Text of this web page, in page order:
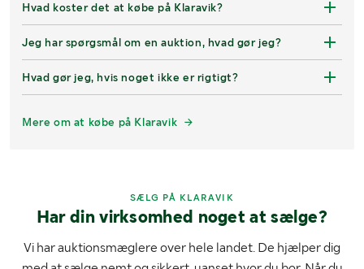
Hvad koster det at købe på Klaravik?
Jeg har spørgsmål om en auktion, hvad gør jeg?
Hvad gør jeg, hvis noget ikke er rigtigt?
Mere om at købe på Klaravik
SÆLG PÅ KLARAVIK
Har din virksomhed noget at sælge?
Vi har auktionsmæglere over hele landet. De hjælper dig